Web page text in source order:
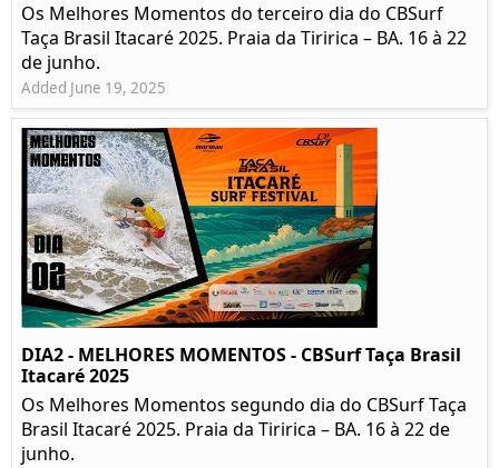
Os Melhores Momentos do terceiro dia do CBSurf
Taça Brasil Itacaré 2025. Praia da Tiririca – BA. 16 à 22
de junho.
Added June 19, 2025
DIA2 - MELHORES MOMENTOS - CBSurf Taça Brasil
Itacaré 2025
Os Melhores Momentos segundo dia do CBSurf Taça
Brasil Itacaré 2025. Praia da Tiririca – BA. 16 à 22 de
junho.